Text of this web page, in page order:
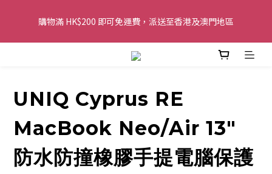
購物滿 HK$200 即可免運費，派送至香港及澳門地區
購物滿 HK$200 即可免運費，派送至香港及澳門地區
全單金額：每滿 HK$250，以轉數快或八達通方式付款，額外再減
歡迎 WhatsApp 6123 6918 查詢或電郵到
購物滿 HK$200 即可免運費，派送至香港及澳門地區
UNIQ Cyprus RE
MacBook Neo/Air 13"
防水防撞橡膠手提電腦保護